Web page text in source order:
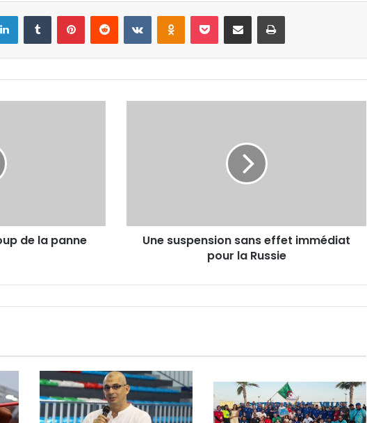
LinkedinTumblr PinterestReddit VKontakteOdnoklassniki
Pocket Partager par email Imprimer
de la panne
Une suspension sans effet immédiat
pour la Russie